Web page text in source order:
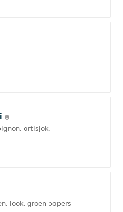
artisjok.
look, groen papers